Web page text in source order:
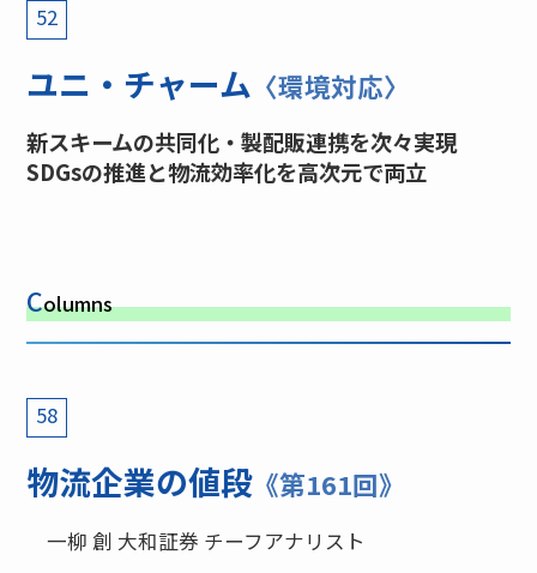
52
ユニ・チャーム 〈環境対応〉
新スキームの共同化・製配販連携を次々実現
SDGsの推進と物流効率化を高次元で両立
Columns
58
物流企業の値段 《第161回》
一柳 創 大和証券 チーフアナリスト